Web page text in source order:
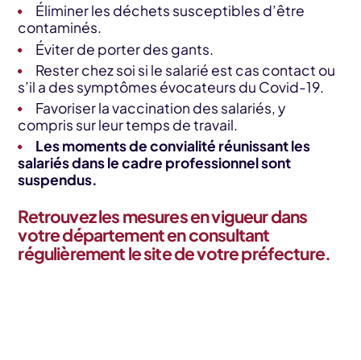
Éliminer les déchets susceptibles d’être
contaminés.
Éviter de porter des gants.
Rester chez soi si le salarié est cas contact ou
s’il a des symptômes évocateurs du Covid-19.
Favoriser la vaccination des salariés, y
compris sur leur temps de travail.
Les moments de convialité réunissant les
salariés dans le cadre professionnel sont
suspendus.
Retrouvez les mesures en vigueur dans
votre département en consultant
régulièrement le site de votre préfecture.